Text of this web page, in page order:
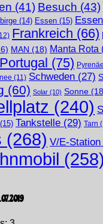
(41) Besuch (43)
(14) Essen (15)
Frankreich (66)
MAN (18) Manta Rota
Portugal (75)
(11) Schweden (27)
(60) Solar (10) Sonne
(240)
(15) Tankstelle (29) Tarn
(268) V/E-Station
(258)